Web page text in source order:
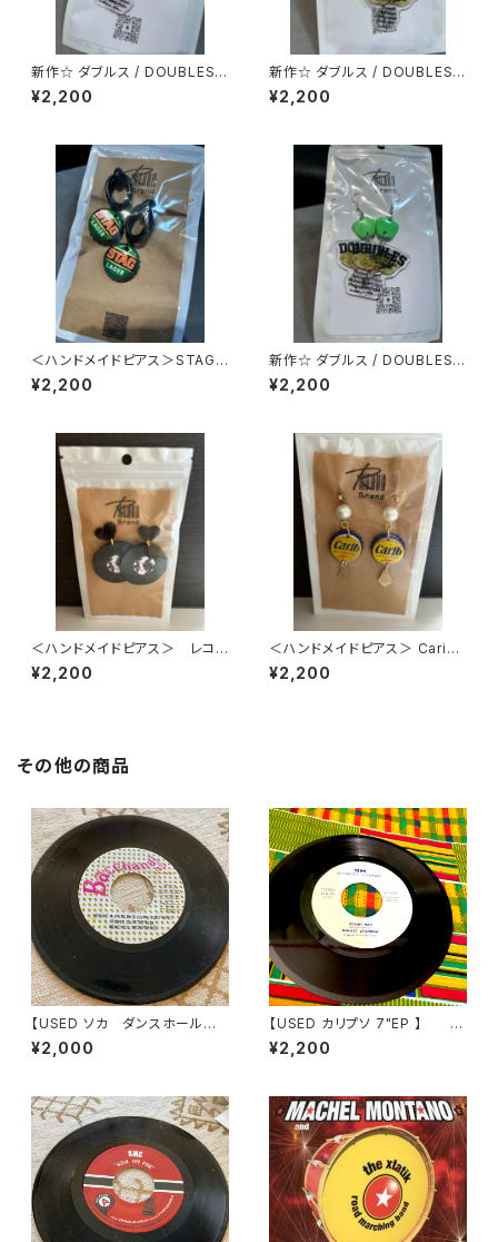
新作☆ ダブルス / DOUBLES
デザインのピアス（ENGLISH）
ベージュドット
¥2,200
新作☆ ダブルス / DOUBLES
デザインのピアス（ENGLISH）
ブラック
¥2,200
＜ハンドメイドピアス＞STAG
BEER x マットブラックリング
¥2,200
新作☆ ダブルス / DOUBLES
デザインのピアス（ENGLISH）
グリーン
¥2,200
＜ハンドメイドピアス＞ レコ
ードversion
¥2,200
＜ハンドメイドピアス＞ Carib
Beer x パールのハンドメイドピ
アス
¥2,200
その他の商品
【USED ソカ ダンスホール
7"EP 】 Tony Curtis & Mac
hel Montano / What a Feeli
¥2,000
【USED カリプソ 7"EP 】 O
beah Man / Mighty Sparro
w ‎
¥2,200